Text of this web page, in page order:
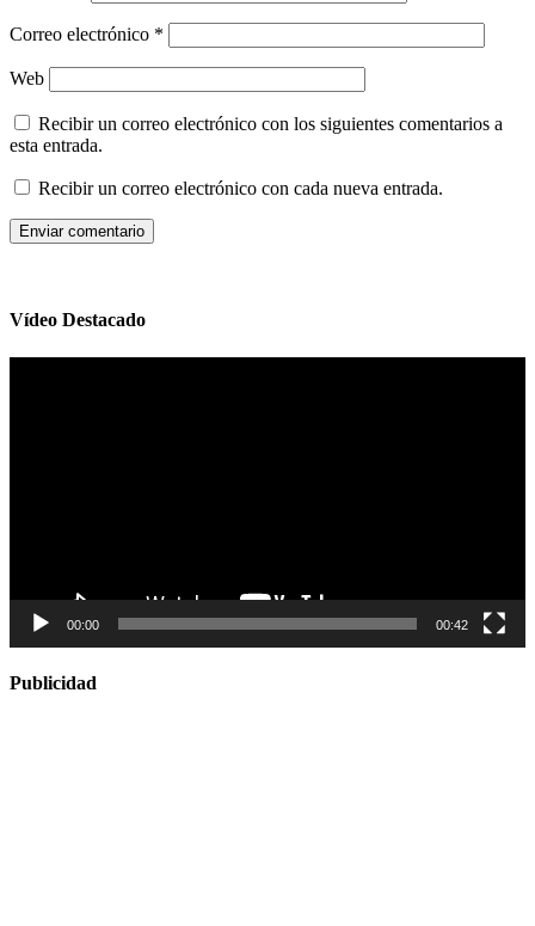
Correo electrónico *
Web
Recibir un correo electrónico con los siguientes comentarios a
esta entrada.
Recibir un correo electrónico con cada nueva entrada.
Vídeo Destacado
00:00 00:42
Publicidad